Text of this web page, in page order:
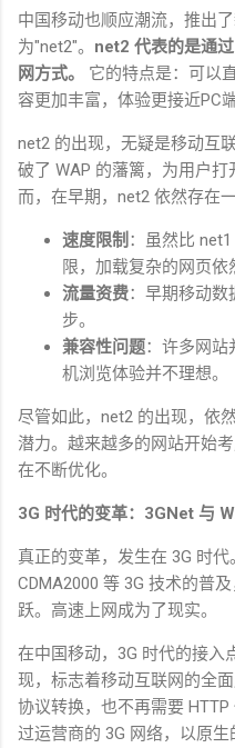
中国移动也顺应潮流，推出
为"net2"。 net2 代表的是通过
网方式。
它的特点是：可以
容更加丰富，体验更接近PC
net2 的出现，无疑是移动互
破了 WAP 的藩篱，为用户打
而，在早期， net2 依然存在
速度限制 ：虽然比 net1
限，加载复杂的网页依
流量资费：早期移动数
步。
兼容性问题：许多网站
机浏览体验并不理想。
尽管如此， net2 的出现，依
潜力。越来越多的网站开始
在不断优化。
3G 时代的变革： 3GNet 与
真正的变革，发生在 3G 时代
CDMA2000 等 3G 技术的普
跃。高速上网成为了现实。
在中国移动， 3G 时代的接入
现，标志着移动互联网的全
协议转换，也不再需要 HTTP
过运营商的 3G 网络，以原生